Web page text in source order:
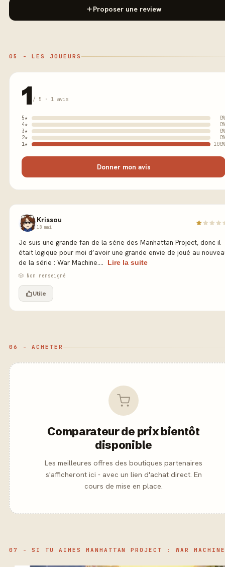
Proposer une review
05 - LES JOUEURS
1/ 5 · 1 avis
5★
0%
4★
0%
3★
0%
2★
0%
1★
100%
Donner mon avis
Krissou
18 mai
Je suis une grande fan de la série des Manhattan Project, donc il
était logique pour moi d’avoir une grande envie de joué au
de la série : War Machine....
Lire la suite
🎲 Non renseigné
Utile
06 - ACHETER
Comparateur de prix bientôt
disponible
Les meilleures offres des boutiques partenaires
s'afficheront ici - avec un lien d'achat direct. En
cours de mise en place.
07 - SI TU AIMES MANHATTAN PROJECT : WAR